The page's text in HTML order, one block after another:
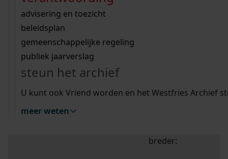
bouwvergunningen
omgevingsvergunningen
vergunningen
beeld en geluid
uitleg nodig?
Wij helpen u op weg met een aantal zoektips.
bekijk alle zoektips
Wij helpen u op weg met een aantal zoektips.
bekijk alle zoektips
bekijk ons geschiedenislokaal
advisering en toezicht
beleidsplan
gemeenschappelijke regeling
publiek jaarverslag
steun het archief
U kunt ook Vriend worden en het Westfries Archief
meer weten
zoektips
Mijn Studiezaal (inloggen)
uw zoekopdracht te
breder: